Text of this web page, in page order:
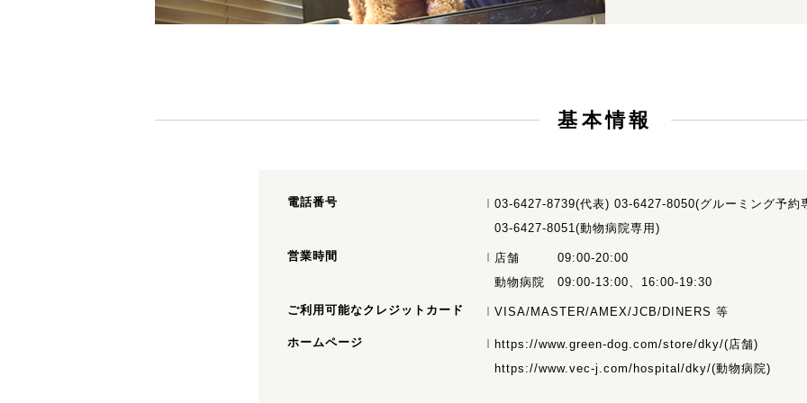
基本情報
電話番号
03-6427-8739(代表) 03-6427-8050(グルーミング予約
03-6427-8051(動物病院専用)
営業時間
店舗 09:00-20:00
動物病院 09:00-13:00、16:00-19:30
ご利用可能なクレジットカード VISA/MASTER/AMEX/JCB/DINERS 等
ホームページ https://www.green-dog.com/store/dky/(店舗)
https://www.vec-j.com/hospital/dky/(動物病院)